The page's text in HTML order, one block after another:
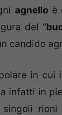
agnello è
del “
candido
in cui
infatti in
rioni